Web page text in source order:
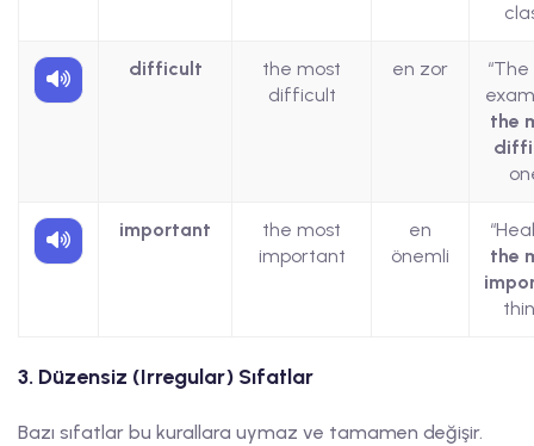
difficult
the most
difficult
en zor
the
important
the most
important
en
önemli
the
3. Düzensiz (Irregular) Sıfatlar
Bazı sıfatlar bu kurallara uymaz ve tamamen değişir.